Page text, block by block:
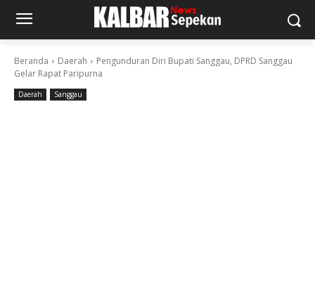
Beranda Daerah
Pengunduran Diri Bupati Sanggau, DPRD Sanggau
Gelar Rapat Paripurna
Daerah Sanggau